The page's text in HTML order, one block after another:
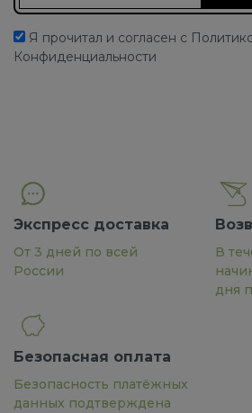
Я прочитал и согласен с
Конфиденциальности
Экспресс доставка
От 3 дней по всей
России
В
дня
Безопасная оплата
Безопасность платёжных
данных подтверждена